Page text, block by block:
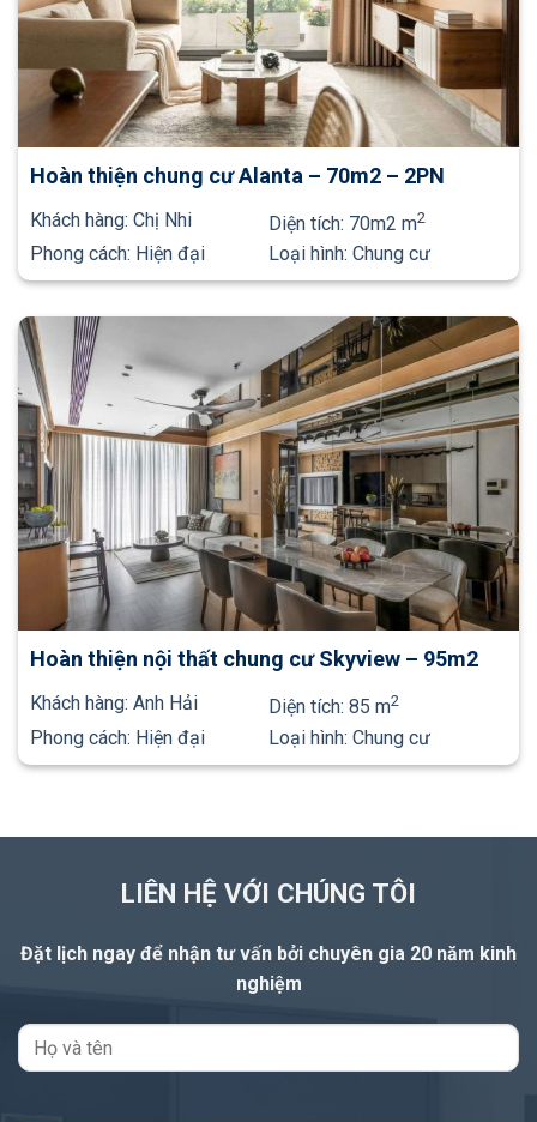
Hoàn thiện chung cư Alanta – 70m2 – 2PN
Khách hàng: Chị Nhi Diện tích: 70m2 m2
Phong cách: Hiện đại Loại hình: Chung cư
Hoàn thiện nội thất chung cư Skyview – 95m2
Khách hàng: Anh Hải Diện tích: 85 m2
Phong cách: Hiện đại Loại hình: Chung cư
LIÊN HỆ VỚI CHÚNG TÔI
Đặt lịch ngay để nhận tư vấn bởi chuyên gia 20 năm kinh
nghiệm